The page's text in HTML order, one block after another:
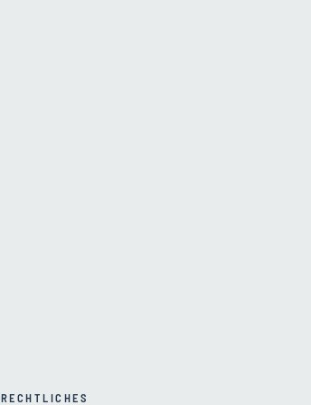
RECHTLICHES